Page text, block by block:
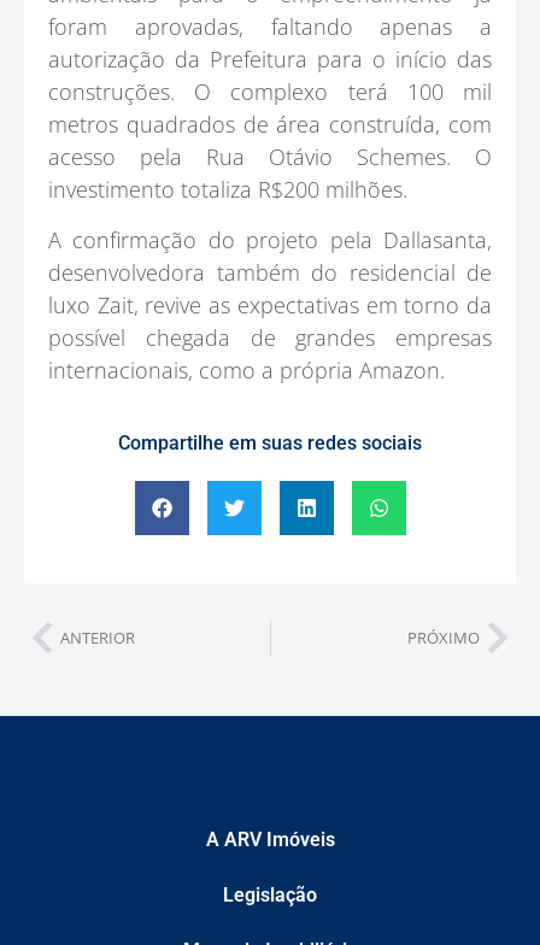
foram aprovadas, faltando apenas a
autorização da Prefeitura para o início das
construções. O complexo terá 100 mil
metros quadrados de área construída, com
acesso pela Rua Otávio Schemes. O
investimento totaliza R$200 milhões.
A confirmação do projeto pela Dallasanta,
desenvolvedora também do residencial de
luxo Zait, revive as expectativas em torno da
possível chegada de grandes empresas
internacionais, como a própria Amazon.
Compartilhe em suas redes sociais
ANTERIOR PRÓXIMO
A ARV Imóveis
Legislação